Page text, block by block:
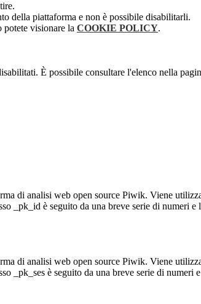
della piattaforma e non è possibile disabilitarli.
potete visionare la COOKIE POLICY.
È possibile consultare l'elenco nella
di analisi web open source Piwik. Viene
_pk_id è seguito da una breve serie di numeri
di analisi web open source Piwik. Viene
_pk_ses è seguito da una breve serie di